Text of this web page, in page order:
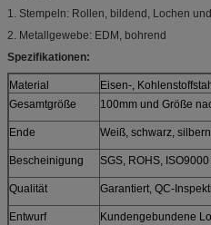
1. Stempeln: Rollen, bildend, Lochen
2. Metallgewebe: EDM, bohrend
Spezifikationen:
Material
Eisen-,
Gesamtgröße
100mm und Größe
Ende Weiß, schwarz,
Bescheinigung SGS, ROHS, ISO9000
Qualität Garantiert, QC-
Entwurf
Kundengebundene